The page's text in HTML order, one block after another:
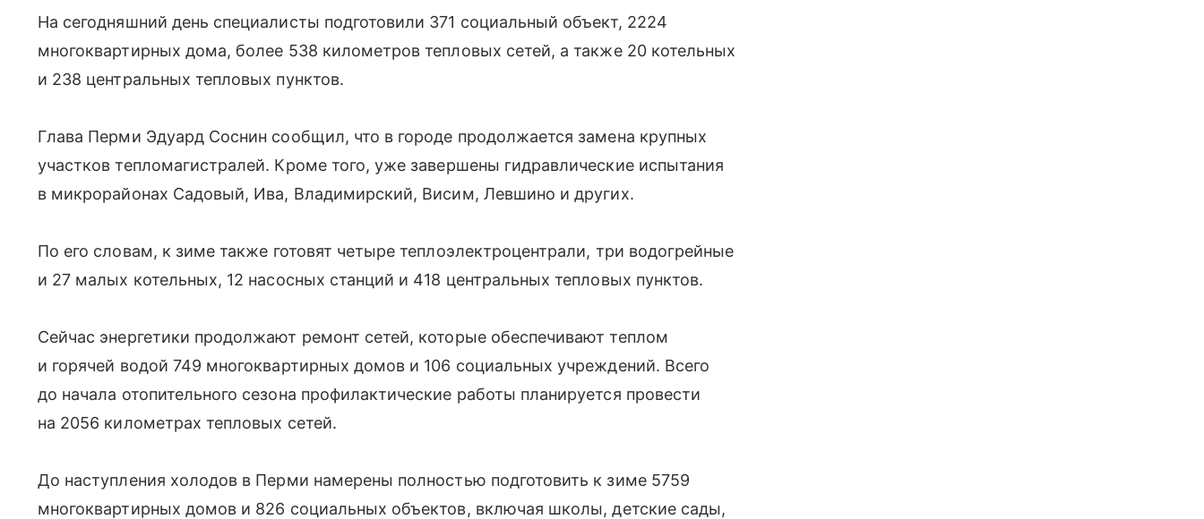
На сегодняшний день специалисты подготовили 371 социальный объект, 2224
многоквартирных дома, более 538 километров тепловых сетей, а также 20 котельных
и 238 центральных тепловых пунктов.
Глава Перми Эдуард Соснин сообщил, что в городе продолжается замена крупных
участков тепломагистралей. Кроме того, уже завершены гидравлические испытания
в микрорайонах Садовый, Ива, Владимирский, Висим, Левшино и других.
По его словам, к зиме также готовят четыре теплоэлектроцентрали, три водогрейные
и 27 малых котельных, 12 насосных станций и 418 центральных тепловых пунктов.
Сейчас энергетики продолжают ремонт сетей, которые обеспечивают теплом
и горячей водой 749 многоквартирных домов и 106 социальных учреждений. Всего
до начала отопительного сезона профилактические работы планируется провести
на 2056 километрах тепловых сетей.
До наступления холодов в Перми намерены полностью подготовить к зиме 5759
многоквартирных домов и 826 социальных объектов, включая школы, детские сады,